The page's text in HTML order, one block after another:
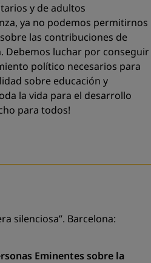
y de adultos
ya no podemos permitirnos
las contribuciones de
Debemos luchar por conseguir
político necesarios para
sobre educación y
la vida para el desarrollo
para todos!
silenciosa”. Barcelona:
Eminentes sobre la